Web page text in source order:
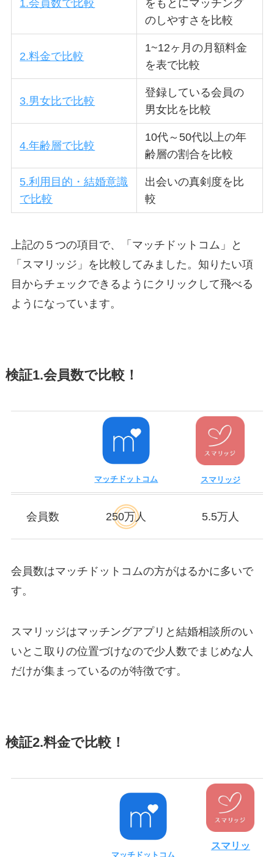
1.会員数で比較
をもとにマッチング
のしやすさを比較
2.料金で比較
1~12ヶ月の月額料金
を表で比較
3.男女比で比較
登録している会員の
男女比を比較
4.年齢層で比較
10代～50代以上の年
齢層の割合を比較
5.利用目的・結婚意識
で比較
出会いの真剣度を比
較
上記の５つの項目で、「マッチドットコム」と
「スマリッジ」を比較してみました。知りたい項
目からチェックできるようにクリックして飛べる
ようになっています。
検証1.会員数で比較！
マッチドットコム スマリッジ
会員数 250万人 5.5万人
会員数はマッチドットコムの方がはるかに多いで
す。
スマリッジはマッチングアプリと結婚相談所のい
いとこ取りの位置づけなので少人数でまじめな人
だけが集まっているのが特徴です。
検証2.料金で比較！
マッチドットコム
スマリッ